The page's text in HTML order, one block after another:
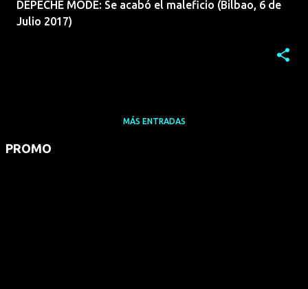
DEPECHE MODE: Se acabó el maleficio (Bilbao, 6 de
Julio 2017)
MÁS ENTRADAS
PROMO